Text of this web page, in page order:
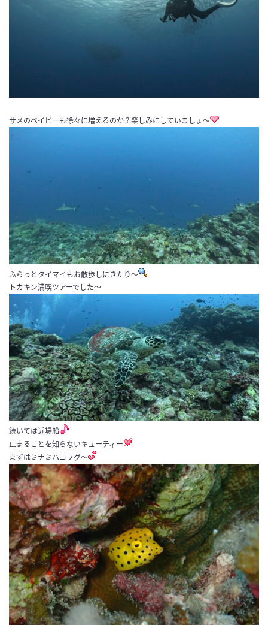
サメのベイビーも徐々に増えるのか？楽しみにしていましょ〜
ふらっとタイマイもお散歩しにきたり〜
トカキン満喫ツアーでした〜
続いては近場船
止まることを知らないキューティー
まずはミナミハコフグ〜